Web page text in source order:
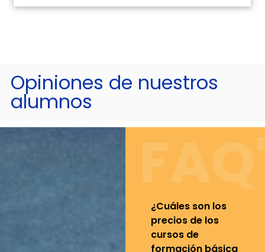
Opiniones de nuestros
alumnos
¿Cuáles son los
precios de los
cursos de
formación básica